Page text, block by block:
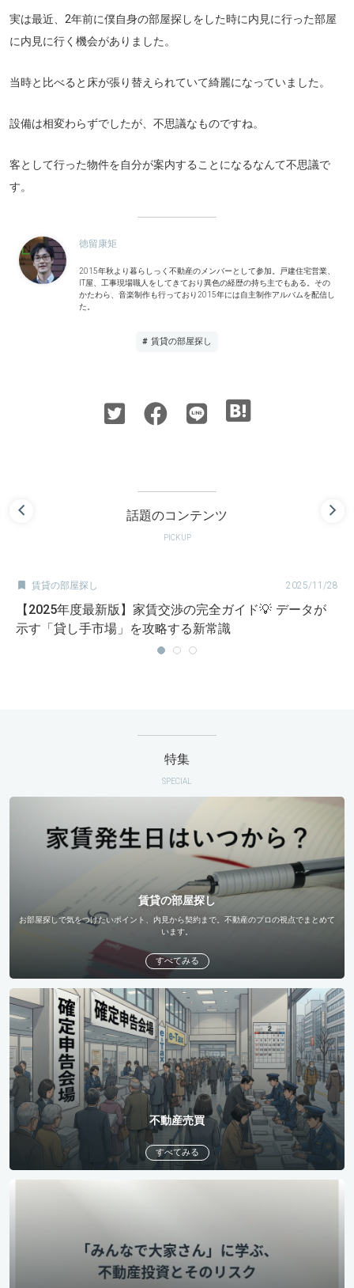
実は最近、2年前に僕自身の部屋探しをした時に内見に行った部屋
に内見に行く機会がありました。
当時と比べると床が張り替えられていて綺麗になっていました。
設備は相変わらずでしたが、不思議なものですね。
客として行った物件を自分が案内することになるなんて不思議で
す。
徳留康矩
2015年秋より暮らしっく不動産のメンバーとして参加。戸建住宅営業、
IT屋、工事現場職人をしてきており異色の経歴の持ち主でもある。その
かたわら、音楽制作も行っており2015年には自主制作アルバムを配信し
た。
# 賃貸の部屋探し
話題のコンテンツ
PICKUP
 賃貸の部屋探し 2025/11/28
【2025年度最新版】家賃交渉の完全ガイド💡 データが
示す「貸し手市場」を攻略する新常識
特集
SPECIAL
賃貸の部屋探し
お部屋探しで気をつけたいポイント、内見から契約まで。不動産のプロの視点でまとめて
います。
すべてみる
不動産売買
すべてみる